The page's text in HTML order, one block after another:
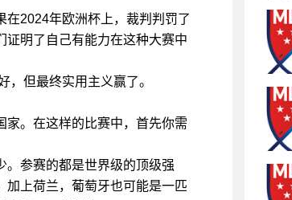
2024年欧洲杯上，裁判判罚了
证明了自己有能力在这种大赛中
但最终实用主义赢了。
家。在这样的比赛中，首先你需
。参赛的都是世界级的顶级强
加上荷兰，葡萄牙也可能是一匹